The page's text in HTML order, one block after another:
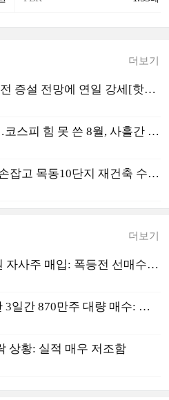
더보기
건설주, AI 데이터센터·원전 증설 전망에 연일 강세[핫종목]
"다시 건설株 주목할 때"…코스피 힘 못 쓴 8월, 사흘간 16% 뛴 건설지수
현대건설, 해외 설계사와 손잡고 목동10단지 재건축 수주 나선다
더보기
◆ 속보) 삼성전자: 90조원 자사주 매입: 폭등전 선매수 유리
◆ 삼성전자: 외국인+기관 3일간 870만주 대량 매수: 급등 신호
상황: 실적 매우 저조함